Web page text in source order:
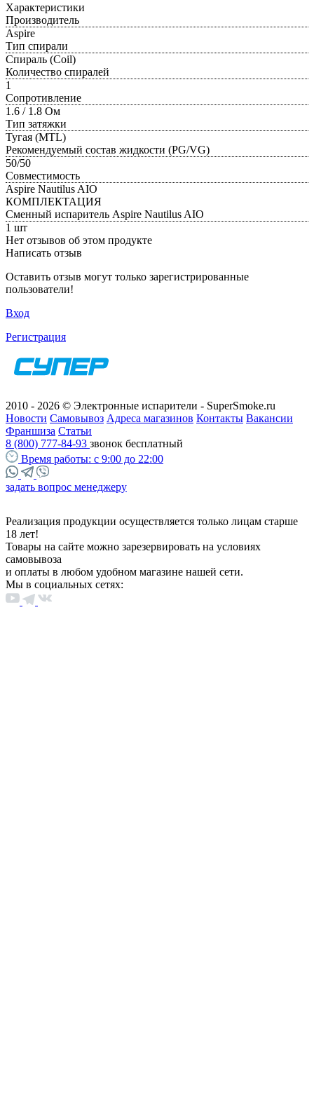
Характеристики
Производитель
Aspire
Тип спирали
Спираль (Coil)
Количество спиралей
1
Сопротивление
1.6 / 1.8 Ом
Тип затяжки
Тугая (MTL)
Рекомендуемый состав жидкости (PG/VG)
50/50
Совместимость
Aspire Nautilus AIO
КОМПЛЕКТАЦИЯ
Сменный испаритель Aspire Nautilus AIO
1 шт
Нет отзывов об этом продукте
Написать отзыв
Оставить отзыв могут только зарегистрированные
пользователи!
Вход
Регистрация
2010 - 2026 © Электронные испарители - SuperSmoke.ru
Новости Самовывоз Адреса магазинов Контакты Вакансии
Франшиза Статьи
8 (800) 777-84-93 звонок бесплатный
Время работы: с 9:00 до 22:00
задать вопрос менеджеру
Реализация продукции осуществляется только лицам старше
18 лет!
Товары на сайте можно зарезервировать на условиях
самовывоза
и оплаты в любом удобном магазине нашей сети.
Мы в социальных сетях: